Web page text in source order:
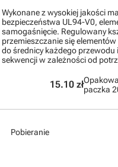
Wykonane z wysokiej jakości
bezpieczeństwa UL94-V0,
samogaśnięcie. Regulowany
przemieszczanie się
do średnicy każdego
sekwencji w zależności od
15.10 złpaczka
Pobieranie